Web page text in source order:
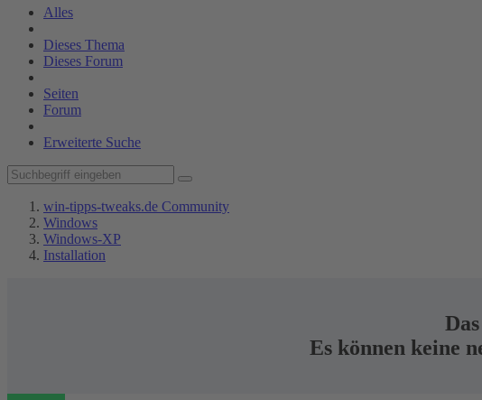
Alles
Dieses Thema
Dieses Forum
Seiten
Forum
Erweiterte Suche
win-tipps-tweaks.de Community
Windows
Windows-XP
Installation
Es können keine